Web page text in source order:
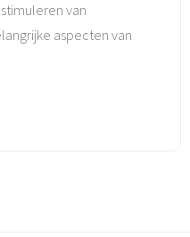
van
aspecten van